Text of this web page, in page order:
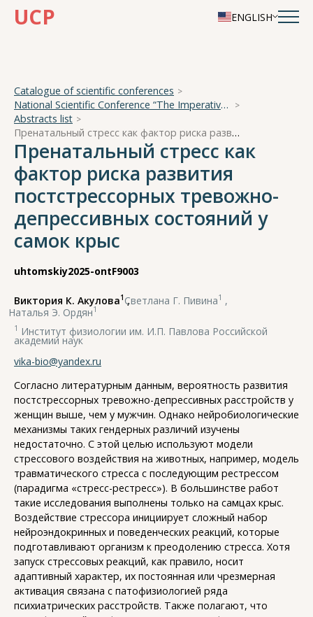
UCP ENGLISH
Catalogue of scientific conferences
National Scientific Conference “The Imperative of Academician A. A. Ukhtomsky - the Brain and its Self-Cognition”
Abstracts list
Пренатальный стресс как фактор риска развития постстрессорных тревожно-депрессивных состояний у самок крыс
Пренатальный стресс как
фактор риска развития
постстрессорных тревожно-
депрессивных состояний у
самок крыс
uhtomskiy2025-ontF9003
Виктория К. Акулова1 ,
Светлана Г. Пивина1 ,
Наталья Э. Ордян1
1 Институт физиологии им. И.П. Павлова Российской
академии наук
vika-bio@yandex.ru
Согласно литературным данным, вероятность развития
постстрессорных тревожно-депрессивных расстройств у
женщин выше, чем у мужчин. Однако нейробиологические
механизмы таких гендерных различий изучены
недостаточно. С этой целью используют модели
стрессового воздействия на животных, например, модель
травматического стресса с последующим рестрессом
(парадигма «стресс-рестресс»). В большинстве работ
такие исследования выполнены только на самцах крыс.
Воздействие стрессора инициирует сложный набор
нейроэндокринных и поведенческих реакций, которые
подготавливают организм к преодолению стресса. Хотя
запуск стрессовых реакций, как правило, носит
адаптивный характер, их постоянная или чрезмерная
активация связана с патофизиологией ряда
психиатрических расстройств. Также полагают, что